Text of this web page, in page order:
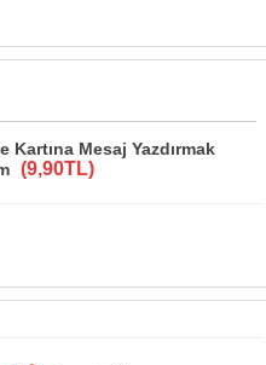
Kartına Mesaj Yazdırmak
(9,90TL)